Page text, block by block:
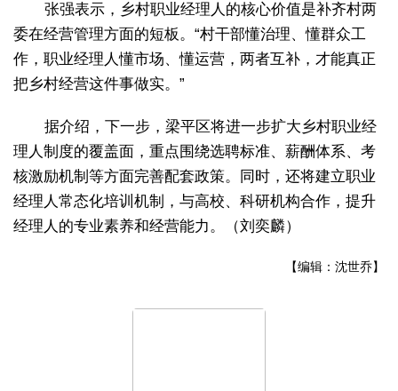
张强表示，乡村职业经理人的核心价值是补齐村两
委在经营管理方面的短板。“村干部懂治理、懂群众工
作，职业经理人懂市场、懂运营，两者互补，才能真正
把乡村经营这件事做实。”
据介绍，下一步，梁平区将进一步扩大乡村职业经
理人制度的覆盖面，重点围绕选聘标准、薪酬体系、考
核激励机制等方面完善配套政策。同时，还将建立职业
经理人常态化培训机制，与高校、科研机构合作，提升
经理人的专业素养和经营能力。（刘奕麟）
【编辑：沈世乔】